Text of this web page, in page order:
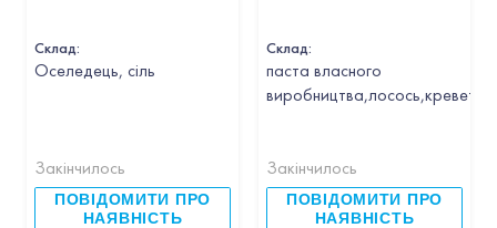
Склад:
Оселедець, сіль
Закінчилось
ПОВІДОМИТИ ПРО
НАЯВНІСТЬ
Склад:
паста власного
Закінчилось
ПОВІДОМИТИ ПРО
НАЯВНІСТЬ